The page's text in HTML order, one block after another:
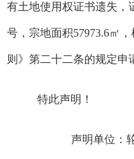
有土地使用权证书遗失，
号，宗地面积57973.6㎡，
则》第二十二条的规定申
特此声明！
声明单位：